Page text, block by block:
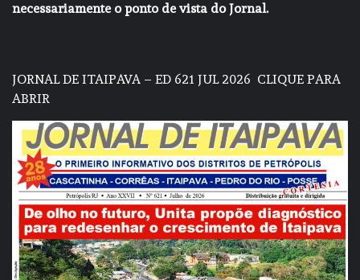
necessariamente o ponto de vista do Jornal.
JORNAL DE ITAIPAVA – ED 621 JUL 2026 CLIQUE PARA
ABRIR